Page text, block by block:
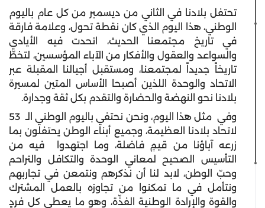
تحتفل بلادنا في الثاني من ديسمبر من كل عام باليوم
الوطني، هذا اليوم الذي كان نقطة تحول، وعلامة فارقة
في تاريخ مجتمعنا الحديث، اتحدت فيه الأيادي
والسواعد والعقول والأفكار من الآباء المؤسسين، لتخطّ
تاريخاً جديداً لمجتمعنا، ومستقبل أجيالنا المقبلة عبر
الاتحاد والوحدة اللذين أصبحا الأساس المتين لمسيرة
بلادنا نحو النهضة والحضارة والتقدم بكل ثقة وجدارة.
وفي مثل هذا اليوم، ونحن نحتفي باليوم الوطني الـ 53
لاتحاد بلادنا العظيمة، وجميع أبناء الوطن يحتفلون بما
زرعه آباؤنا من قيمٍ فاضلة، وما اجتهدوا فيه من
التأسيس الصحيح لمعاني الوحدة والتكافل والتراحم
وحبّ الوطن، لابد لنا أن نذكرهم ونتمعن في تجاربهم
ونتأمل في ما تمكنوا من تجاوزه بالعمل المشترك
والقوة والإرادة الوطنية الفذّة، وهو ما يعطي كل فردٍ